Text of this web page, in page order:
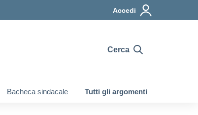
Accedi
Cerca
Bacheca sindacale Tutti gli argomenti